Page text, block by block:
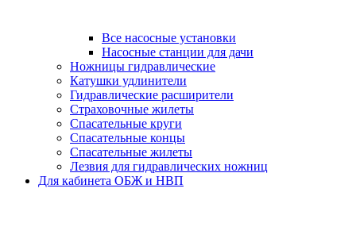
Все насосные установки
Насосные станции для дачи
Ножницы гидравлические
Катушки удлинители
Гидравлические расширители
Страховочные жилеты
Спасательные круги
Спасательные концы
Спасательные жилеты
Лезвия для гидравлических ножниц
Для кабинета ОБЖ и НВП